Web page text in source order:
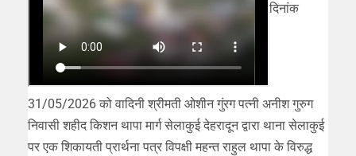
दिनांक
31/05/2026 को वादिनी श्रीमती ओशीन गुंरग पत्नी अनीश गुरुग
निवासी शहीद किशन थापा मार्ग सेलाकुई देहरादून द्वारा थाना सेलाकुई
पर एक शिकायती प्रार्थना पत्र विपक्षी महन्त राहुल थापा के विरुद्ध